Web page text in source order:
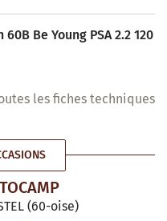
60B Be Young PSA 2.2 120
les fiches techniques
(60-oise)